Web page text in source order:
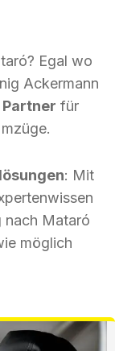
Egal wo
Ackermann
für
: Mit
nach Mataró
möglich